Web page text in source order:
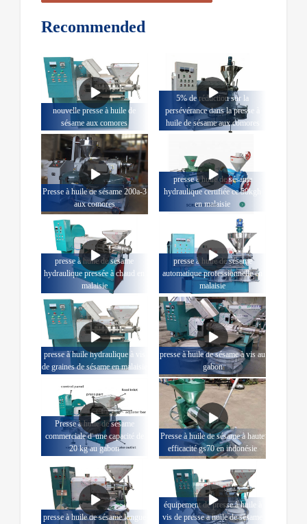
Recommended
nouvelle presse à huile de
sésame aux comores
5% de réduction sur la
persévérance dans la presse à
huile de sésame aux comores
Presse à huile de sésame 200a-3
aux comores
presse à huile de sésame
hydraulique certifiée ce 50kgh
en malaisie
presse à huile de sésame
hydraulique pressée à chaud en
malaisie
presse à huile de sésame
automatique professionnelle en
malaisie
presse à huile hydraulique à vis
de graines de sésame en malaisie
presse à huile de sésame à vis au
gabon
Presse à huile de sésame
commerciale d' une capacité de
20 kg au gabon
Presse à huile de sésame à haute
efficacité gs70 en indonésie
presse à huile de sésame longue
équipement de presse à huile à
vis de presse à huile de sésame